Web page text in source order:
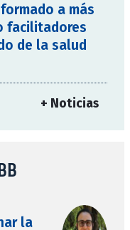
a más
facilitadores
de la salud
+ Noticias
la